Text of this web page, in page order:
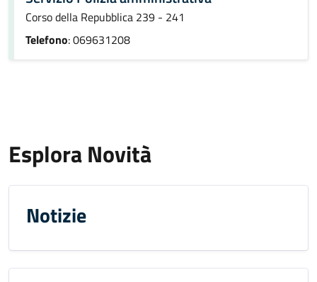
Corso della Repubblica 239 - 241
Telefono: 069631208
Esplora Novità
Notizie